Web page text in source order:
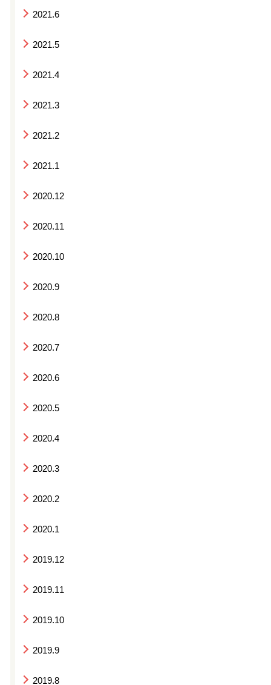
2021.6
2021.5
2021.4
2021.3
2021.2
2021.1
2020.12
2020.11
2020.10
2020.9
2020.8
2020.7
2020.6
2020.5
2020.4
2020.3
2020.2
2020.1
2019.12
2019.11
2019.10
2019.9
2019.8